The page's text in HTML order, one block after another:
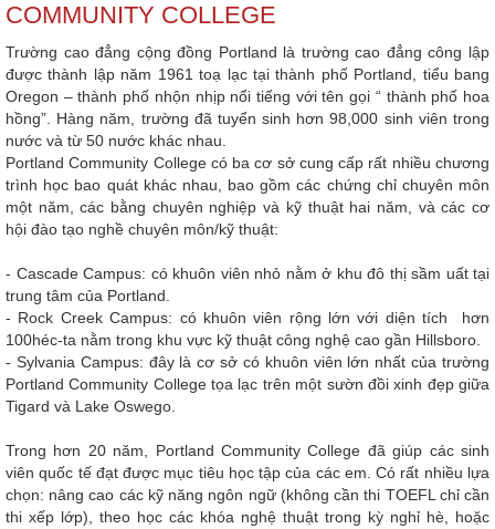
COMMUNITY COLLEGE
Trường cao đẳng cộng đồng Portland là trường cao đẳng công lập
được thành lập năm 1961 toạ lạc tại thành phố Portland, tiểu bang
Oregon – thành phố nhộn nhịp nổi tiếng với tên gọi “ thành phố hoa
hồng”. Hàng năm, trường đã tuyển sinh hơn 98,000 sinh viên trong
nước và từ 50 nước khác nhau.
Portland Community College có ba cơ sở cung cấp rất nhiều chương
trình học bao quát khác nhau, bao gồm các chứng chỉ chuyên môn
một năm, các bằng chuyên nghiệp và kỹ thuật hai năm, và các cơ
hội đào tạo nghề chuyên môn/kỹ thuật:
- Cascade Campus: có khuôn viên nhỏ nằm ở khu đô thị sầm uất tại
trung tâm của Portland.
- Rock Creek Campus: có khuôn viên rộng lớn với diện tích hơn
100héc-ta nằm trong khu vực kỹ thuật công nghệ cao gần Hillsboro.
- Sylvania Campus: đây là cơ sở có khuôn viên lớn nhất của trường
Portland Community College tọa lạc trên một sườn đồi xinh đẹp giữa
Tigard và Lake Oswego.
Trong hơn 20 năm, Portland Community College đã giúp các sinh
viên quốc tế đạt được mục tiêu học tập của các em. Có rất nhiều lựa
chọn: nâng cao các kỹ năng ngôn ngữ (không cần thi TOEFL chỉ cần
thi xếp lớp), theo học các khóa nghệ thuật trong kỳ nghỉ hè, hoặc